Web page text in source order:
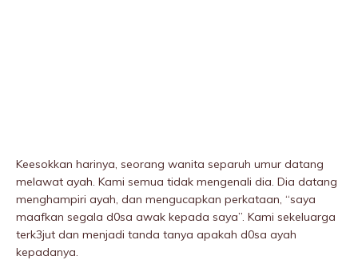
Keesokkan harinya, seorang wanita separuh umur datang
melawat ayah. Kami semua tidak mengenali dia. Dia datang
menghampiri ayah, dan mengucapkan perkataan, “saya
maafkan segala d0sa awak kepada saya”. Kami sekeluarga
terk3jut dan menjadi tanda tanya apakah d0sa ayah
kepadanya.